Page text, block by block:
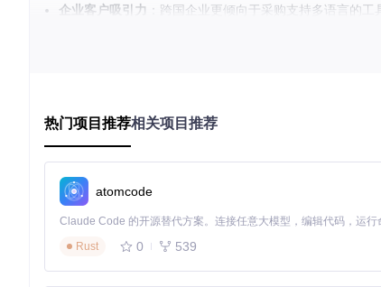
企业客户吸引力 ：跨国企业更倾向于采购支持多语言的
：在同类产品中，提供完善多语言支持
术语统一困难：技术术语在不同语言中的准确表达需要领
文化适配挑战：不同地区的用户习惯和界面偏好存在差异
核心要点
：多语言支持已成为现代数据库工具不可或缺的功
支持体系需要技术架构与社区协作的双重保障。
二、技术架构详解：Beekeeper Studio的多语
热门项目推荐相关项目推荐
atomcode
Rust
0 539